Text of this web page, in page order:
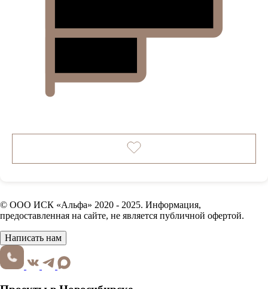
© ООО ИСК «Альфа» 2020 - 2025. Информация,
предоставленная на сайте, не является публичной офертой.
Написать нам